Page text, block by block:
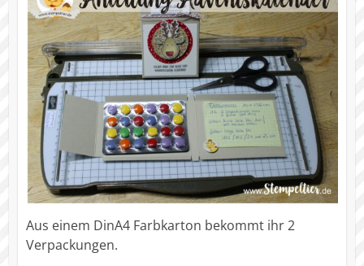
Aus einem DinA4 Farbkarton bekommt ihr 2
Verpackungen.